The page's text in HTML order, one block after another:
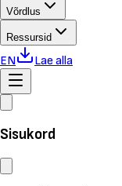
Võrdlus
Ressursid
EN Lae alla
Sisukord